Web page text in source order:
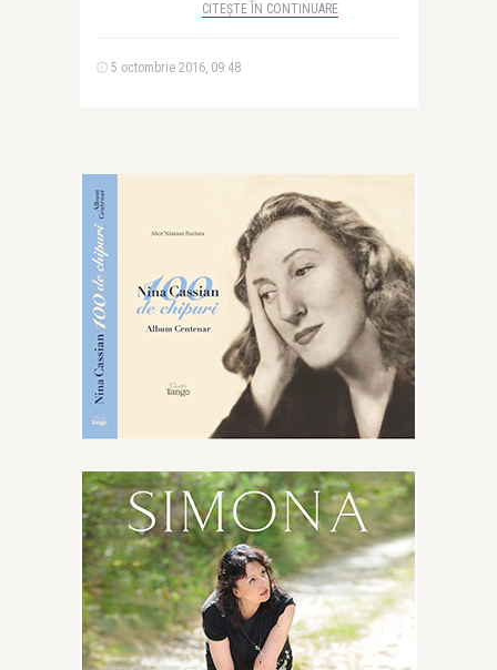
CITEȘTE ÎN CONTINUARE
5 octombrie 2016, 09:48